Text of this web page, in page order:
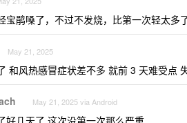
宝鹃嗓了，不过不发烧，比第一次轻太多
May 21, 2025
和风热感冒症状差不多 就前 3 天难受点
May 21, 2025 via Android
好几天了 这次没第一次那么严重